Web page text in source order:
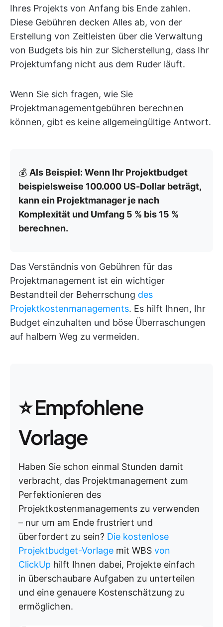
Ihres Projekts von Anfang bis Ende zahlen.
Diese Gebühren decken Alles ab, von der
Erstellung von Zeitleisten über die Verwaltung
von Budgets bis hin zur Sicherstellung, dass Ihr
Projektumfang nicht aus dem Ruder läuft.
Wenn Sie sich fragen, wie Sie
Projektmanagementgebühren berechnen
können, gibt es keine allgemeingültige Antwort.
💰 Als Beispiel: Wenn Ihr Projektbudget
beispielsweise 100.000 US-Dollar beträgt,
kann ein Projektmanager je nach
Komplexität und Umfang 5 % bis 15 %
berechnen.
Das Verständnis von Gebühren für das
Projektmanagement ist ein wichtiger
Bestandteil der Beherrschung des
Projektkostenmanagements. Es hilft Ihnen, Ihr
Budget einzuhalten und böse Überraschungen
auf halbem Weg zu vermeiden.
⭐Empfohlene
Vorlage
Haben Sie schon einmal Stunden damit
verbracht, das Projektmanagement zum
Perfektionieren des
Projektkostenmanagements zu verwenden
– nur um am Ende frustriert und
überfordert zu sein? Die kostenlose
Projektbudget-Vorlage mit WBS von
ClickUp hilft Ihnen dabei, Projekte einfach
in überschaubare Aufgaben zu unterteilen
und eine genauere Kostenschätzung zu
ermöglichen.